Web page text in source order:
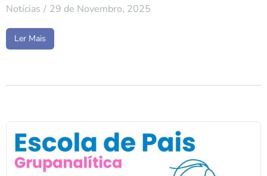
Notícias 29 de Novembro, 2025
Ler Mais